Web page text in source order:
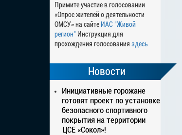
Примите участие в голосовании
«Опрос жителей о деятельности
ОМСУ» на сайте ИАС "Живой
регион" Инструкция для
прохождения голосования здесь
Новости
Инициативные горожане
готовят проект по установке
безопасного спортивного
покрытия на территории
ЦСЕ «Сокол»!